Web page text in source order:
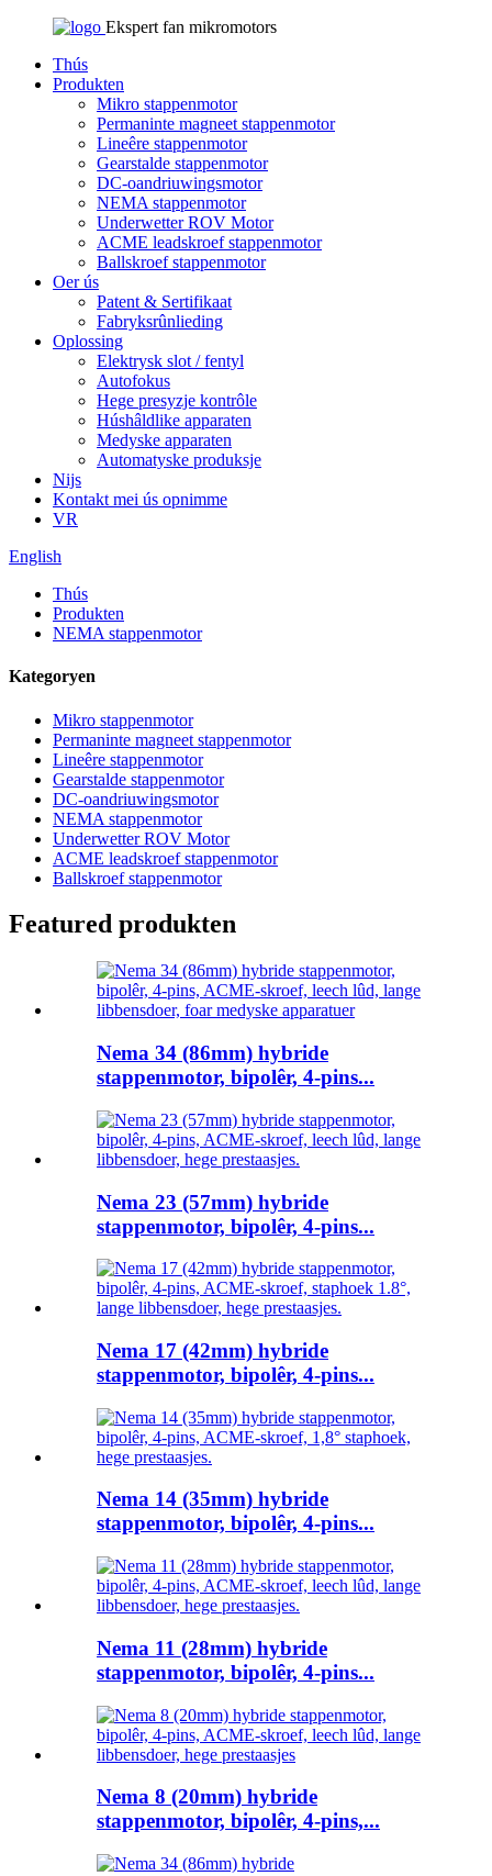
Ekspert fan mikromotors
Thús
Produkten
Mikro stappenmotor
Permaninte magneet stappenmotor
Lineêre stappenmotor
Gearstalde stappenmotor
DC-oandriuwingsmotor
NEMA stappenmotor
Underwetter ROV Motor
ACME leadskroef stappenmotor
Ballskroef stappenmotor
Oer ús
Patent & Sertifikaat
Fabryksrûnlieding
Oplossing
Elektrysk slot / fentyl
Autofokus
Hege presyzje kontrôle
Húshâldlike apparaten
Medyske apparaten
Automatyske produksje
Nijs
Kontakt mei ús opnimme
VR
English
Thús
Produkten
NEMA stappenmotor
Kategoryen
Mikro stappenmotor
Permaninte magneet stappenmotor
Lineêre stappenmotor
Gearstalde stappenmotor
DC-oandriuwingsmotor
NEMA stappenmotor
Underwetter ROV Motor
ACME leadskroef stappenmotor
Ballskroef stappenmotor
Featured produkten
Nema 34 (86mm) hybride
stappenmotor, bipolêr, 4-pins...
Nema 23 (57mm) hybride
stappenmotor, bipolêr, 4-pins...
Nema 17 (42mm) hybride
stappenmotor, bipolêr, 4-pins...
Nema 14 (35mm) hybride
stappenmotor, bipolêr, 4-pins...
Nema 11 (28mm) hybride
stappenmotor, bipolêr, 4-pins...
Nema 8 (20mm) hybride
stappenmotor, bipolêr, 4-pins,...